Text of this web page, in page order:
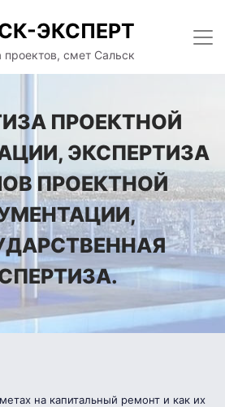
ЭКСПЕРТ
проектов, смет Сальск
ПРОЕКТНОЙ
ЭКСПЕРТИЗА
ПРОЕКТНОЙ
на капитальный ремонт и как их